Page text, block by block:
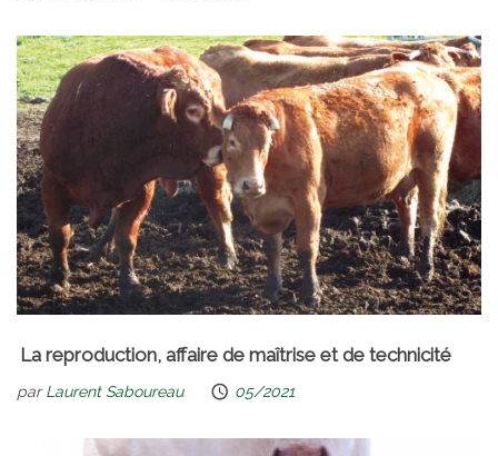
La reproduction, affaire de maîtrise et de technicité
parLaurent Saboureau 05/2021